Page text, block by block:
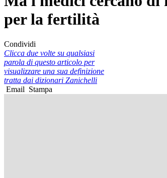
per la fertilità
Condividi
Clicca due volte su qualsiasi
parola di questo articolo per
visualizzare una sua definizione
tratta dai dizionari Zanichelli
Email Stampa